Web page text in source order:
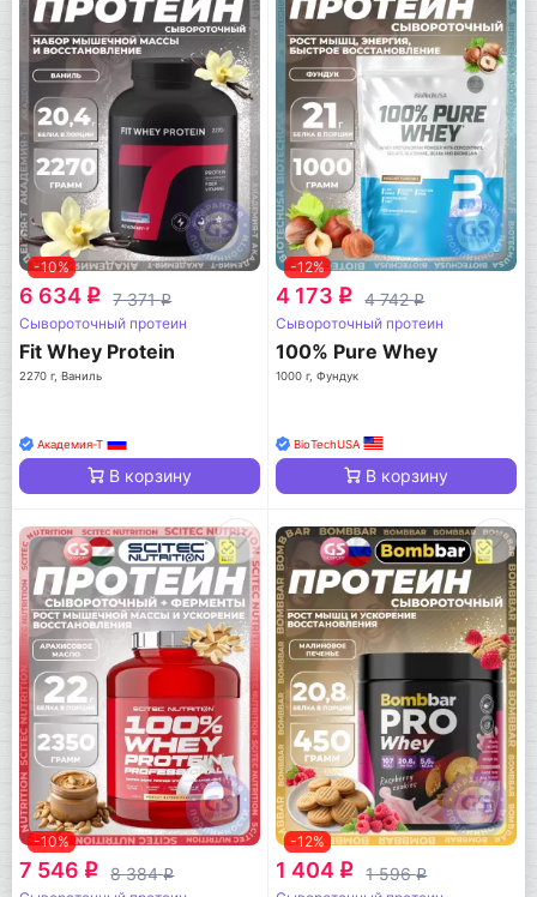
-10%
6 634 q 7 371q
Сывороточный протеин
Fit Whey Protein
2270 г, Ваниль
Академия-Т
В корзину
-12%
4 173 q 4 742q
Сывороточный протеин
100% Pure Whey
1000 г, Фундук
BioTechUSA
В корзину
-10%
7 546 q 8 384q
-12%
1 404 q 1 596q